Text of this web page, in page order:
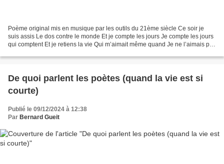
Poème original mis en musique par les outils du 21ème siècle Ce soir je
suis assis Le dos contre le monde Et je compte les jours Je compte les jours
qui comptent Et je retiens la vie Qui m’aimait même quand Je ne l’aimais pas
De quoi parlent les poètes (quand la vie est si
courte)
Publié le 09/12/2024 à 12:38
Par Bernard Gueit